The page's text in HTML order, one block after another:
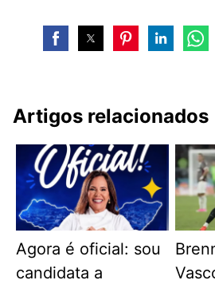
Artigos relacionados
Agora é oficial: sou
candidata a